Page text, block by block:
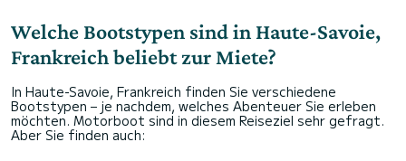
Welche Bootstypen sind in Haute-Savoie,
Frankreich beliebt zur Miete?
In Haute-Savoie, Frankreich finden Sie verschiedene
Bootstypen – je nachdem, welches Abenteuer Sie erleben
möchten. Motorboot sind in diesem Reiseziel sehr gefragt.
Aber Sie finden auch: